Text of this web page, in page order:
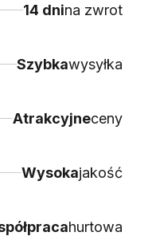
14 dnina zwrot
Szybkawysyłka
Atrakcyjneceny
Wysokajakość
hurtowa